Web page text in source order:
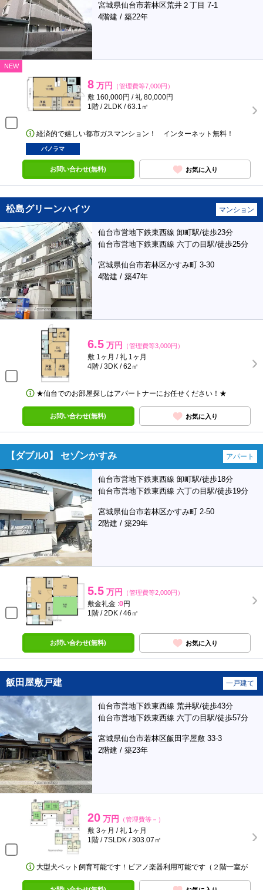
宮城県仙台市若林区荒井２丁目 7-1
4階建 / 築22年
NEW
8 万円 （管理費等7,000円）
敷 160,000円 / 礼 80,000円
1階 / 2LDK / 63.1㎡
経済的で嬉しい都市ガスマンション！ インターネット無料！
パノラマ
お問い合わせ(無料) お気に入り
松島グリーンハイツ マンション
仙台市営地下鉄東西線 卸町駅/徒歩23分
仙台市営地下鉄東西線 六丁の目駅/徒歩25分
宮城県仙台市若林区かすみ町 3-30
4階建 / 築47年
6.5 万円 （管理費等3,000円）
敷 1ヶ月 / 礼 1ヶ月
4階 / 3DK / 62㎡
★仙台でのお部屋探しはアパートナーにお任せください！★
お問い合わせ(無料) お気に入り
【ダブル0】 セゾンかすみ アパート
仙台市営地下鉄東西線 卸町駅/徒歩18分
仙台市営地下鉄東西線 六丁の目駅/徒歩19分
宮城県仙台市若林区かすみ町 2-50
2階建 / 築29年
5.5 万円 （管理費等2,000円）
敷金礼金 :0円
1階 / 2DK / 46㎡
お問い合わせ(無料) お気に入り
飯田屋敷戸建 一戸建て
仙台市営地下鉄東西線 荒井駅/徒歩43分
仙台市営地下鉄東西線 六丁の目駅/徒歩57分
宮城県仙台市若林区飯田字屋敷 33-3
2階建 / 築23年
20 万円 （管理費等－）
敷 3ヶ月 / 礼 1ヶ月
1階 / 7SLDK / 303.07㎡
大型犬ペット飼育可能です！ピアノ楽器利用可能です（２階一室が